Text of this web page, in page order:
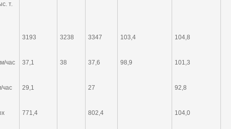
т.
3193 3238 3347 103,4 104,8
час 37,1 38 37,6 98,9 101,3
час 29,1 27 92,8
771,4 802,4 104,0